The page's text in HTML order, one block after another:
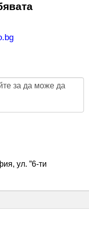
за да може да
ул. ”6-ти